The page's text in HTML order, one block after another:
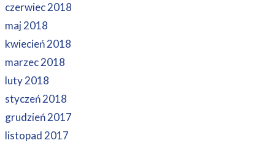
czerwiec 2018
maj 2018
kwiecień 2018
marzec 2018
luty 2018
styczeń 2018
grudzień 2017
listopad 2017